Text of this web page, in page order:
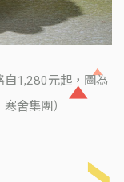
自1,280元起，圖為
舍集團）